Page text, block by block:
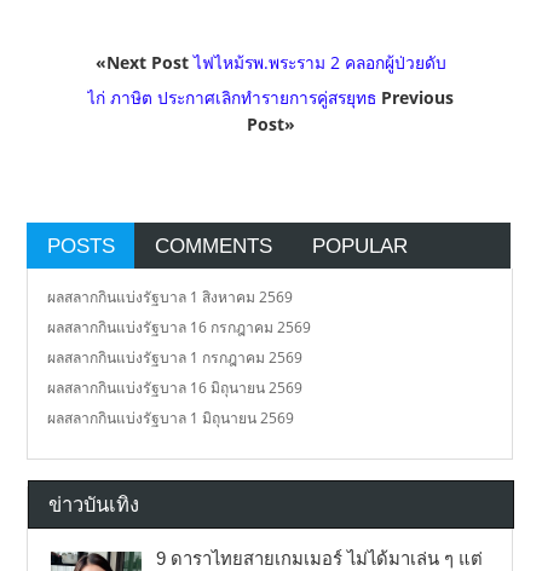
«Next Postไฟไหม้รพ.พระราม 2 คลอกผู้ป่วยดับ
ไก่ ภาษิต ประกาศเลิกทำรายการคู่สรยุทธ Previous
Post»
POSTS COMMENTS POPULAR
ผลสลากกินแบ่งรัฐบาล 1 สิงหาคม 2569
ผลสลากกินแบ่งรัฐบาล 16 กรกฎาคม 2569
ผลสลากกินแบ่งรัฐบาล 1 กรกฎาคม 2569
ผลสลากกินแบ่งรัฐบาล 16 มิถุนายน 2569
ผลสลากกินแบ่งรัฐบาล 1 มิถุนายน 2569
ข่าวบันเทิง
9 ดาราไทยสายเกมเมอร์ ไม่ได้มาเล่น ๆ แต่